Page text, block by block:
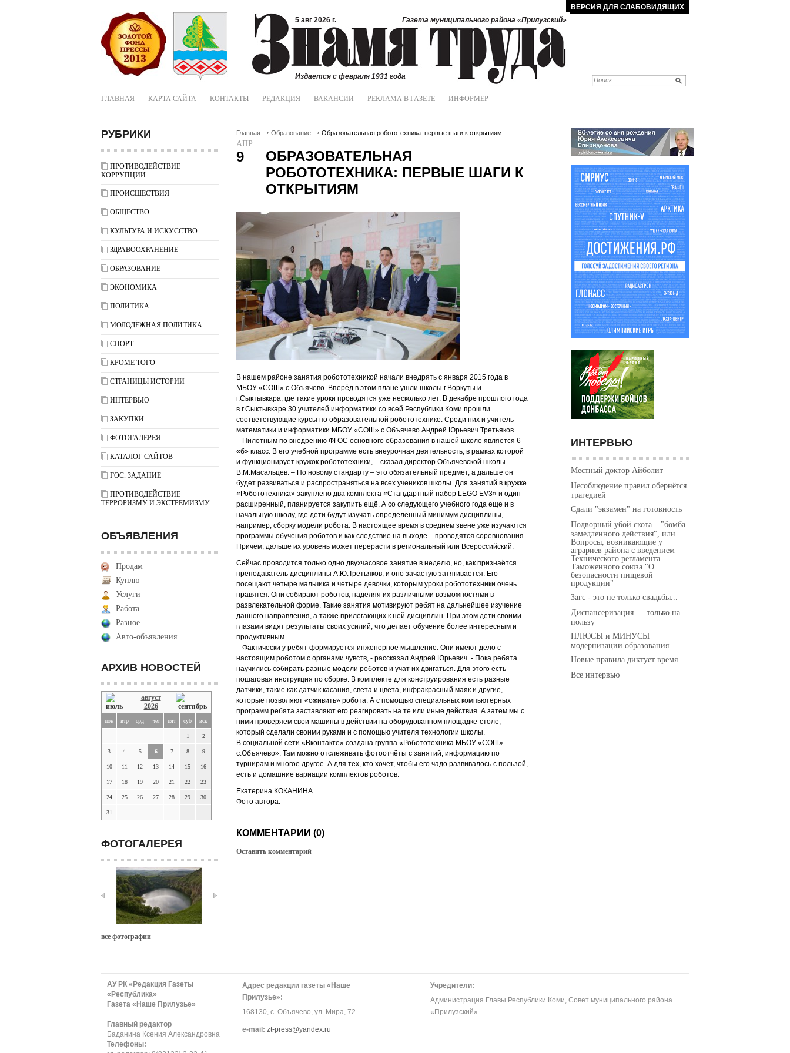
ВЕРСИЯ ДЛЯ СЛАБОВИДЯЩИХ
5 авг 2026 г.
Газета муниципального района «Прилузский»
Издается с февраля 1931 года
ГЛАВНАЯ КАРТА САЙТА КОНТАКТЫ РЕДАКЦИЯ ВАКАНСИИ РЕКЛАМА В ГАЗЕТЕ ИНФОРМЕР
РУБРИКИ
ПРОТИВОДЕЙСТВИЕ
КОРРУПЦИИ
ПРОИСШЕСТВИЯ
ОБЩЕСТВО
КУЛЬТУРА И ИСКУССТВО
ЗДРАВООХРАНЕНИЕ
ОБРАЗОВАНИЕ
ЭКОНОМИКА
ПОЛИТИКА
МОЛОДЁЖНАЯ ПОЛИТИКА
СПОРТ
КРОМЕ ТОГО
СТРАНИЦЫ ИСТОРИИ
ИНТЕРВЬЮ
ЗАКУПКИ
ФОТОГАЛЕРЕЯ
КАТАЛОГ САЙТОВ
ГОС. ЗАДАНИЕ
ПРОТИВОДЕЙСТВИЕ
ТЕРРОРИЗМУ И ЭКСТРЕМИЗМУ
ОБЪЯВЛЕНИЯ
Продам
Куплю
Услуги
Работа
Разное
Авто-объявления
АРХИВ НОВОСТЕЙ
август
2026
пон втр срд чет пят суб вск
1 2
3 4 5 6 7 8 9
10 11 12 13 14 15 16
17 18 19 20 21 22 23
24 25 26 27 28 29 30
31
ФОТОГАЛЕРЕЯ
все фотографии
Главная Образование Образовательная робототехника: первые шаги к открытиям
АПР
9
ОБРАЗОВАТЕЛЬНАЯ
РОБОТОТЕХНИКА: ПЕРВЫЕ ШАГИ К
ОТКРЫТИЯМ
В нашем районе занятия робототехникой начали внедрять с января 2015 года в
МБОУ «СОШ» с.Объячево. Вперёд в этом плане ушли школы г.Воркуты и
г.Сыктывкара, где такие уроки проводятся уже несколько лет. В декабре прошлого года
в г.Сыктывкаре 30 учителей информатики со всей Республики Коми прошли
соответствующие курсы по образовательной робототехнике. Среди них и учитель
математики и информатики МБОУ «СОШ» с.Объячево Андрей Юрьевич Третьяков.
– Пилотным по внедрению ФГОС основного образования в нашей школе является 6
«б» класс. В его учебной программе есть внеурочная деятельность, в рамках которой
и функционирует кружок робототехники, – сказал директор Объячевской школы
В.М.Масальцев. – По новому стандарту – это обязательный предмет, а дальше он
будет развиваться и распространяться на всех учеников школы. Для занятий в кружке
«Робототехника» закуплено два комплекта «Стандартный набор LEGO EV3» и один
расширенный, планируется закупить ещё. А со следующего учебного года еще и в
начальную школу, где дети будут изучать определённый минимум дисциплины,
например, сборку модели робота. В настоящее время в среднем звене уже изучаются
программы обучения роботов и как следствие на выходе – проводятся соревнования.
Причём, дальше их уровень может перерасти в региональный или Всероссийский.
Сейчас проводится только одно двухчасовое занятие в неделю, но, как признаётся
преподаватель дисциплины А.Ю.Третьяков, и оно зачастую затягивается. Его
посещают четыре мальчика и четыре девочки, которым уроки робототехники очень
нравятся. Они собирают роботов, наделяя их различными возможностями в
развлекательной форме. Такие занятия мотивируют ребят на дальнейшее изучение
данного направления, а также прилегающих к ней дисциплин. При этом дети своими
глазами видят результаты своих усилий, что делает обучение более интересным и
продуктивным.
– Фактически у ребят формируется инженерное мышление. Они имеют дело с
настоящим роботом с органами чувств, - рассказал Андрей Юрьевич. - Пока ребята
научились собирать разные модели роботов и учат их двигаться. Для этого есть
пошаговая инструкция по сборке. В комплекте для конструирования есть разные
датчики, такие как датчик касания, света и цвета, инфракрасный маяк и другие,
которые позволяют «оживить» робота. А с помощью специальных компьютерных
программ ребята заставляют его реагировать на те или иные действия. А затем мы с
ними проверяем свои машины в действии на оборудованном площадке-столе,
который сделали своими руками и с помощью учителя технологии школы.
В социальной сети «Вконтакте» создана группа «Робототехника МБОУ «СОШ»
с.Объячево». Там можно отслеживать фотоотчёты с занятий, информацию по
турнирам и многое другое. А для тех, кто хочет, чтобы его чадо развивалось с пользой,
есть и домашние вариации комплектов роботов.
Екатерина КОКАНИНА.
Фото автора.
КОММЕНТАРИИ (0)
Оставить комментарий
ИНТЕРВЬЮ
Местный доктор Айболит
Несоблюдение правил обернётся
трагедией
Сдали "экзамен" на готовность
Подворный убой скота – "бомба
замедленного действия", или
Вопросы, возникающие у
аграриев района с введением
Технического регламента
Таможенного союза "О
безопасности пищевой
продукции"
Загс - это не только свадьбы...
Диспансеризация — только на
пользу
ПЛЮСЫ и МИНУСЫ
модернизации образования
Новые правила диктует время
Все интервью
АУ РК «Редакция Газеты
«Республика»
Газета «Наше Прилузье»
Главный редактор
Баданина Ксения Александровна
Телефоны:
Адрес редакции газеты «Наше
Прилузье»:
168130, с. Объячево, ул. Мира, 72
е-mail: zt-press@yandex.ru
Учредители:
Администрация Главы Республики Коми, Совет муниципального района
«Прилузский»